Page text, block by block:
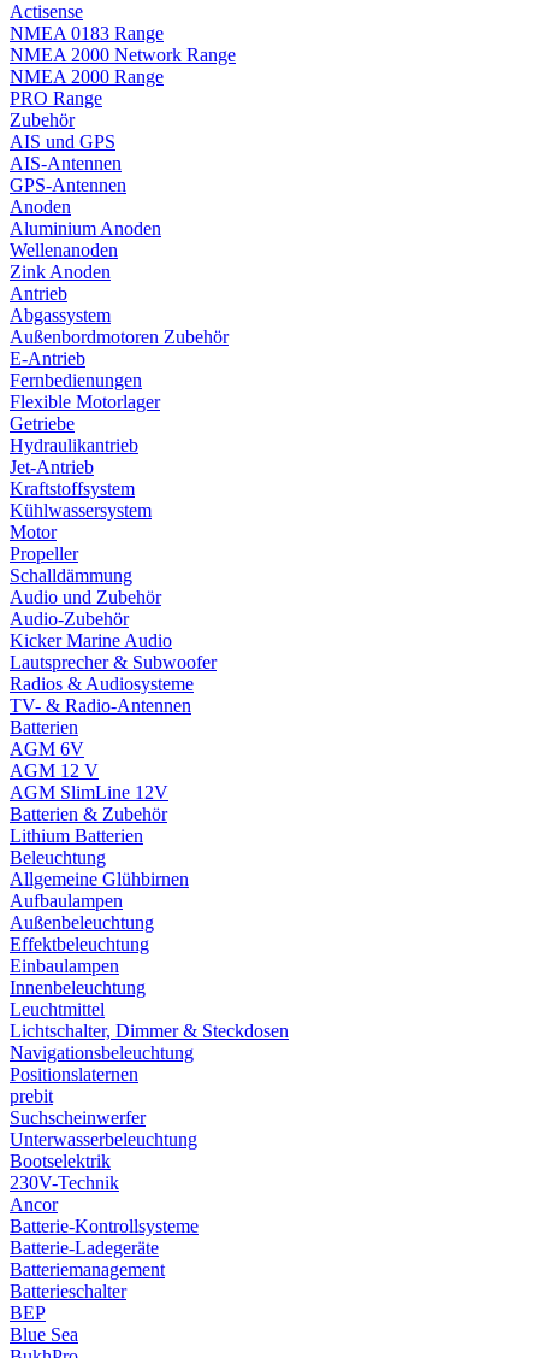
Actisense
NMEA 0183 Range
NMEA 2000 Network Range
NMEA 2000 Range
PRO Range
Zubehör
AIS und GPS
AIS-Antennen
GPS-Antennen
Anoden
Aluminium Anoden
Wellenanoden
Zink Anoden
Antrieb
Abgassystem
Außenbordmotoren Zubehör
E-Antrieb
Fernbedienungen
Flexible Motorlager
Getriebe
Hydraulikantrieb
Jet-Antrieb
Kraftstoffsystem
Kühlwassersystem
Motor
Propeller
Schalldämmung
Audio und Zubehör
Audio-Zubehör
Kicker Marine Audio
Lautsprecher & Subwoofer
Radios & Audiosysteme
TV- & Radio-Antennen
Batterien
AGM 6V
AGM 12 V
AGM SlimLine 12V
Batterien & Zubehör
Lithium Batterien
Beleuchtung
Allgemeine Glühbirnen
Aufbaulampen
Außenbeleuchtung
Effektbeleuchtung
Einbaulampen
Innenbeleuchtung
Leuchtmittel
Lichtschalter, Dimmer & Steckdosen
Navigationsbeleuchtung
Positionslaternen
prebit
Suchscheinwerfer
Unterwasserbeleuchtung
Bootselektrik
230V-Technik
Ancor
Batterie-Kontrollsysteme
Batterie-Ladegeräte
Batteriemanagement
Batterieschalter
BEP
Blue Sea